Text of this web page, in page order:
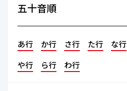
五十音順
あ行 か行 さ行 た行 な行
や行
ら行 わ行